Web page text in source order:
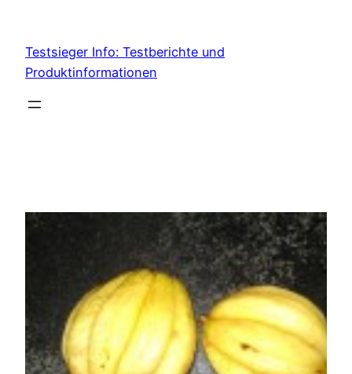
content
Testsieger Info: Testberichte und
Produktinformationen